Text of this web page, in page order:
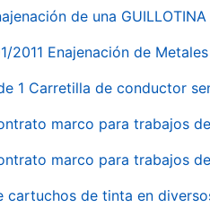
de una
2011 Enajenación de
1 Carretilla de conductor
marco para trabajos
marco para trabajos
cartuchos de tinta en